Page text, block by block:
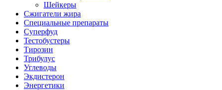
Шейкеры
Сжигатели жира
Специальные препараты
Суперфуд
Тестобустеры
Тирозин
Трибулус
Углеводы
Экдистерон
Энергетики